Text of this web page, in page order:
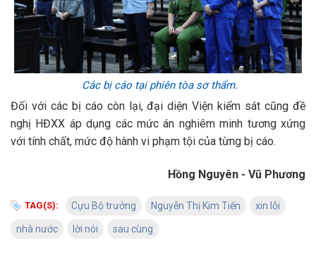
Các bị cáo tại phiên tòa sơ thẩm.
Đối với các bị cáo còn lại, đại diện Viện kiểm sát cũng đề
nghị HĐXX áp dụng các mức án nghiêm minh tương xứng
với tính chất, mức độ hành vi phạm tội của từng bị cáo.
Hồng Nguyên - Vũ Phương
TAG(S): Cựu Bộ trưởng Nguyễn Thị Kim Tiến xin lỗi
nhà nước lời nói sau cùng